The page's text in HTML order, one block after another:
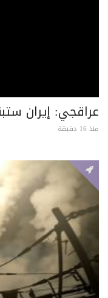
عراقجي: إيران
منذ 16 دقيقة